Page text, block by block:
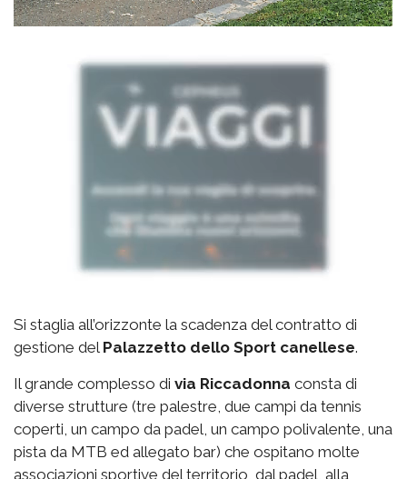
Si staglia all’orizzonte la scadenza del contratto di
gestione del Palazzetto dello Sport canellese.
Il grande complesso di via Riccadonna consta di
diverse strutture (tre palestre, due campi da tennis
coperti, un campo da padel, un campo polivalente, una
pista da MTB ed allegato bar) che ospitano molte
associazioni sportive del territorio, dal padel, alla